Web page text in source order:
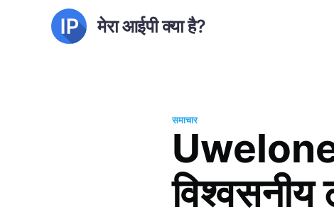
मेरा आईपी क्या है?
समाचार
विश्वसनीय